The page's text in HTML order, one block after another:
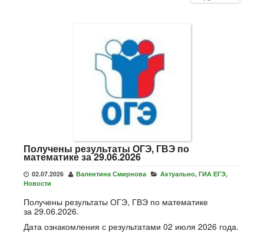
Получены результаты ОГЭ, ГВЭ по
математике за 29.06.2026
02.07.2026 Валентина Смирнова Актуально, ГИА ЕГЭ,
Новости
Получены результаты ОГЭ, ГВЭ по математике
за 29.06.2026.
Дата ознакомления с результатами 02 июля 2026 года.